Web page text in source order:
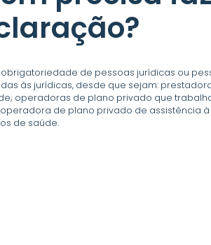
obrigatoriedade de pessoas jurídicas ou
às jurídicas, desde que sejam:
operadoras de plano privado que
de plano privado de assistência
de saúde.